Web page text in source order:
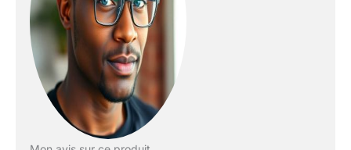
détecteur de fumée est
certifié Q-Label par VdS |